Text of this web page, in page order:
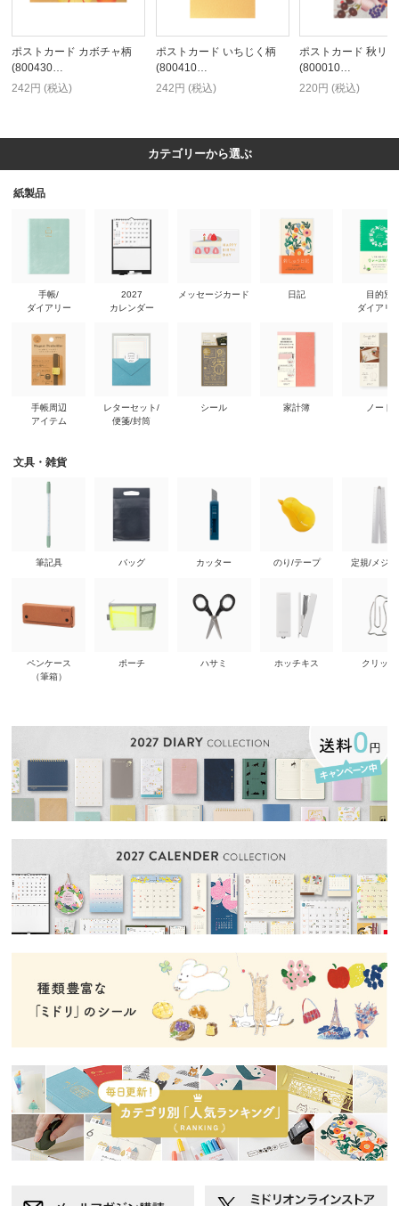
ポストカード カボチャ柄
(800430…
242円 (税込)
ポストカード いちじく柄
(800410…
242円 (税込)
ポストカード 秋リ
(800010…
220円 (税込)
カテゴリーから選ぶ
紙製品
手帳/
ダイアリー
手帳周辺
アイテム
2027
カレンダー
レターセット/
便箋/封筒
メッセージカード
シール
日記
家計簿
目的別
ダイアリ
ノート
文具・雑貨
筆記具
ペンケース
（筆箱）
バッグ
ポーチ
カッター
ハサミ
のり/テープ
ホッチキス
定規/メジ
クリップ